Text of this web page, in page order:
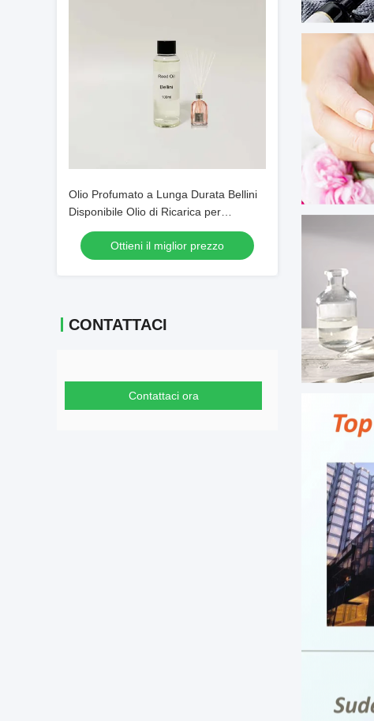
Olio Profumato a Lunga Durata Bellini
Disponibile Olio di Ricarica per
Diffusore a Bastoncini
Ottieni il miglior prezzo
CONTATTACI
Contattaci ora